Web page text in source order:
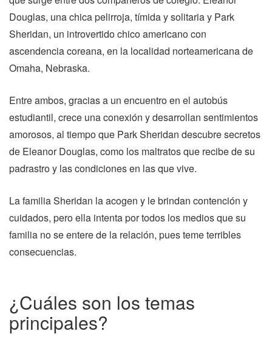
Douglas, una chica pelirroja, tímida y solitaria y Park
Sheridan, un introvertido chico americano con
ascendencia coreana, en la localidad norteamericana de
Omaha, Nebraska.
Entre ambos, gracias a un encuentro en el autobús
estudiantil, crece una conexión y desarrollan sentimientos
amorosos, al tiempo que Park Sheridan descubre secretos
de Eleanor Douglas, como los maltratos que recibe de su
padrastro y las condiciones en las que vive.
La familia Sheridan la acogen y le brindan contención y
cuidados, pero ella intenta por todos los medios que su
familia no se entere de la relación, pues teme terribles
consecuencias.
¿Cuáles son los temas
principales?